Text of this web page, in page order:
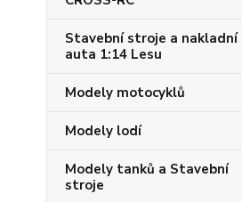
Stavební stroje a nakladní
auta 1:14 Lesu
Modely motocyklů
Modely lodí
Modely tanků a Stavební
stroje